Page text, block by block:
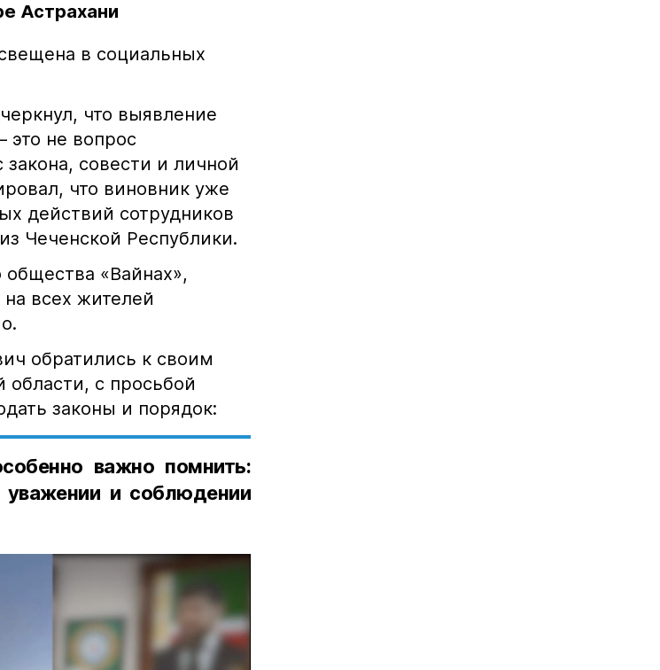
Астрахани
в социальных
что выявление
не вопрос
совести и личной
что виновник уже
действий сотрудников
Чеченской Республики.
общества «Вайнах»,
всех жителей
обратились к своим
с просьбой
законы и порядок:
важно помнить:
и соблюдении